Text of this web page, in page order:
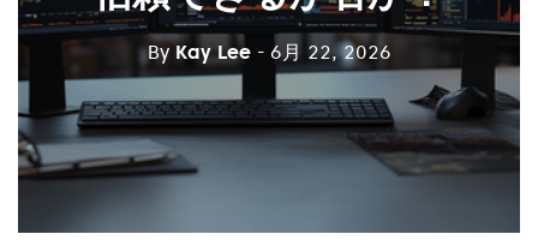
By Kay Lee - 6月 22, 2026